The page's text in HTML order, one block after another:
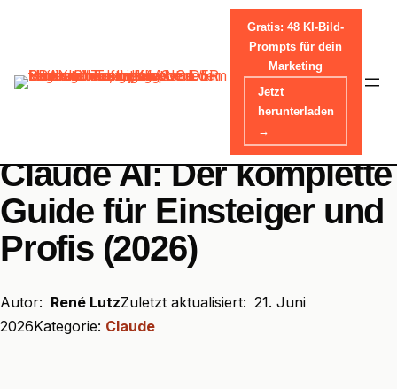
Skip
Gratis: 48 KI-Bild-
Prompts für dein
Marketing
Jetzt
herunterladen
→
Claude AI: Der komplette
Guide für Einsteiger und
Profis (2026)
Autor: René LutzZuletzt aktualisiert: 21. Juni
2026Kategorie: Claude